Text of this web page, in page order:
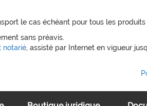
le cas échéant pour tous les
sans préavis.
notarié, assisté par Internet en vigueur